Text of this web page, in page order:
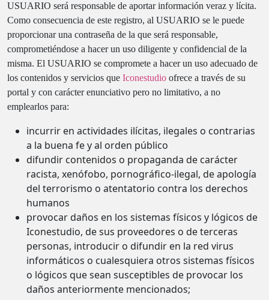
USUARIO será responsable de aportar información veraz y lícita.
Como consecuencia de este registro, al USUARIO se le puede
proporcionar una contraseña de la que será responsable,
comprometiéndose a hacer un uso diligente y confidencial de la
misma. El USUARIO se compromete a hacer un uso adecuado de
los contenidos y servicios que Iconestudio ofrece a través de su
portal y con carácter enunciativo pero no limitativo, a no
emplearlos para:
incurrir en actividades ilícitas, ilegales o contrarias
a la buena fe y al orden público
difundir contenidos o propaganda de carácter
racista, xenófobo, pornográfico-ilegal, de apología
del terrorismo o atentatorio contra los derechos
humanos
provocar daños en los sistemas físicos y lógicos de
Iconestudio, de sus proveedores o de terceras
personas, introducir o difundir en la red virus
informáticos o cualesquiera otros sistemas físicos
o lógicos que sean susceptibles de provocar los
daños anteriormente mencionados;